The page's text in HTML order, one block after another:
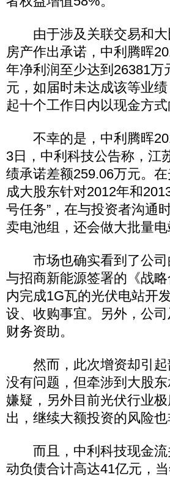
由于涉及关联交易和大
房产作出承诺，中利腾晖
年净利润至少达到26381
元，如届时未达成该等业
起十个工作日内以现金方
不幸的是，中利腾晖
3日，中利科技公告称，江
绩承诺差额259.06万元。
成大股东针对2012年和
号任务”，在与投资者沟通
卖电池组，还会做大批量电
市场也确实看到了公司
与招商新能源签署的《战
内完成1G瓦的光伏电站开
设、收购事宜。另外，公
财务资助。
然而，此次增资却引起
没有问题，但牵涉到大股
嫌疑，另外目前光伏行业
出，继续大额投资的风险
而且，中利科技现金流
动负债合计高达41亿元，